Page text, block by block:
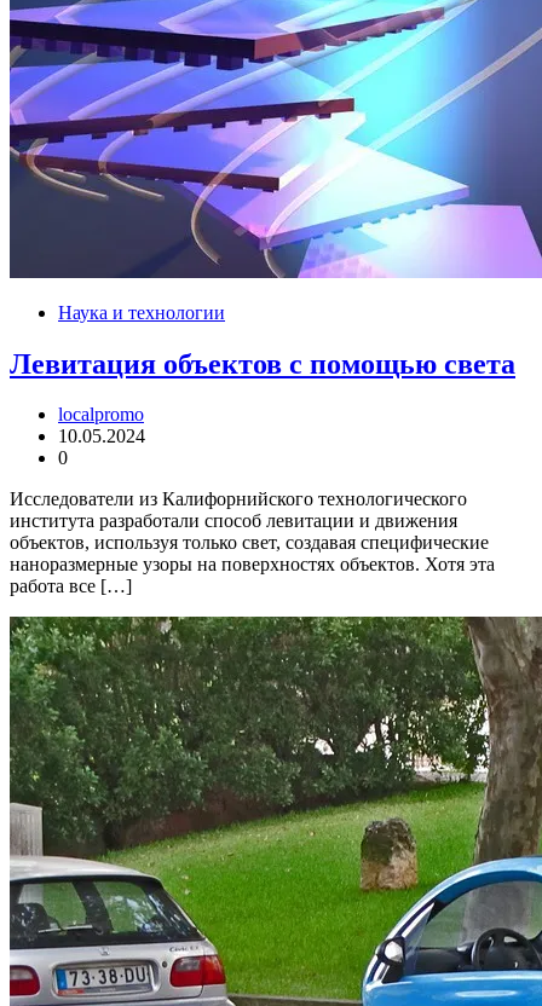
Наука и технологии
Левитация объектов с помощью света
localpromo
10.05.2024
0
Исследователи из Калифорнийского технологического
института разработали способ левитации и движения
объектов, используя только свет, создавая специфические
наноразмерные узоры на поверхностях объектов. Хотя эта
работа все […]